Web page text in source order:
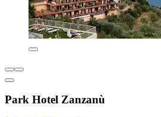
Park Hotel Zanzanù